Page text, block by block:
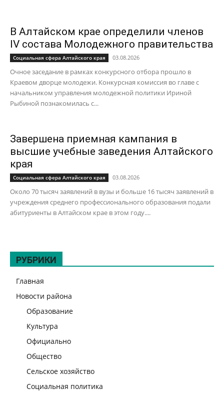
В Алтайском крае определили членов
IV состава Молодежного правительства
Социальная сфера Алтайского края 03.08.2026
Очное заседание в рамках конкурсного отбора прошло в
Краевом дворце молодежи. Конкурсная комиссия во главе с
начальником управления молодежной политики Ириной
Рыбиной познакомилась с...
Завершена приемная кампания в
высшие учебные заведения Алтайского
края
Социальная сфера Алтайского края 03.08.2026
Около 70 тысяч заявлений в вузы и больше 16 тысяч заявлений в
учреждения среднего профессионального образования подали
абитуриенты в Алтайском крае в этом году....
РУБРИКИ
Главная
Новости района
Образование
Культура
Официально
Общество
Сельское хозяйство
Социальная политика